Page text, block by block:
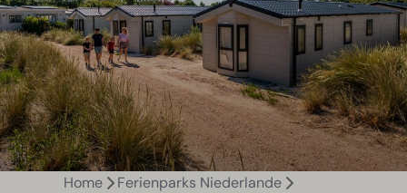
Home
Ferienparks Niederlande